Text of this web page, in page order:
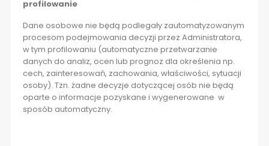
profilowanie
Dane osobowe nie będą podlegały zautomatyzowanym
procesom podejmowania decyzji przez Administratora,
w tym profilowaniu (automatyczne przetwarzanie
danych do analiz, ocen lub prognoz dla określenia np.
cech, zainteresowań, zachowania, właściwości, sytuacji
osoby). Tzn. żadne decyzje dotyczącej osób nie będą
oparte o informacje pozyskane i wygenerowane w
sposób automatyczny.